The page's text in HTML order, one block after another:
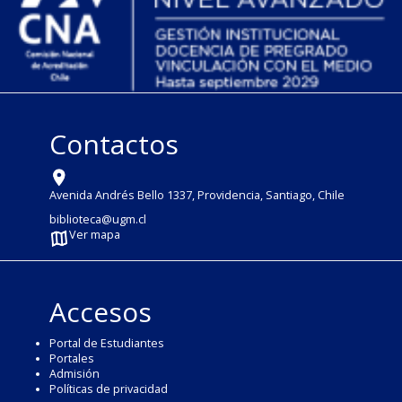
Contactos
Avenida Andrés Bello 1337, Providencia, Santiago, Chile
biblioteca@ugm.cl
Ver mapa
Accesos
Portal de Estudiantes
Portales
Admisión
Políticas de privacidad